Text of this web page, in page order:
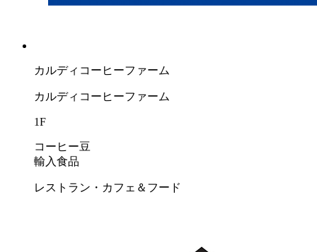
カルディコーヒーファーム
カルディコーヒーファーム
1F
コーヒー豆
輸入食品
レストラン・カフェ＆フード